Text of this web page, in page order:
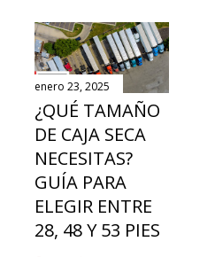
enero 23, 2025
¿QUÉ TAMAÑO
DE CAJA SECA
NECESITAS?
GUÍA PARA
ELEGIR ENTRE
28, 48 Y 53 PIES